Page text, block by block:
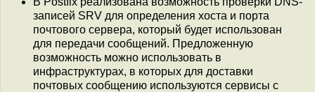
записей SRV для определения хоста и порта
почтового сервера, который будет использован
для передачи сообщений. Предложенную
возможность можно использовать в
инфраструктурах, в которых для доставки
почтовых сообщению используются сервисы с